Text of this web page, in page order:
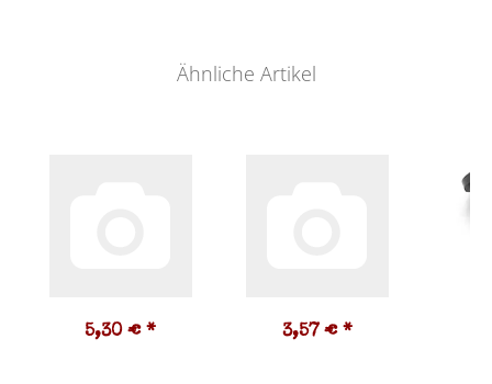
Ähnliche Artikel
5,30 € * 3,57 € *